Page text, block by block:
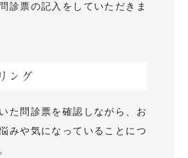
診票の記入をしていただきま
ング
た問診票を確認しながら、お
みや気になっていることにつ